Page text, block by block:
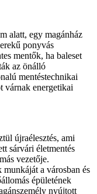
alatt, egy magánház
ponyvás
mentők, ha baleset
az önálló
mentéstechnikai
várnak energetikai
újraélesztés, ami
sárvári életmentés
vezetője.
a városban és
épületének
nyújtott